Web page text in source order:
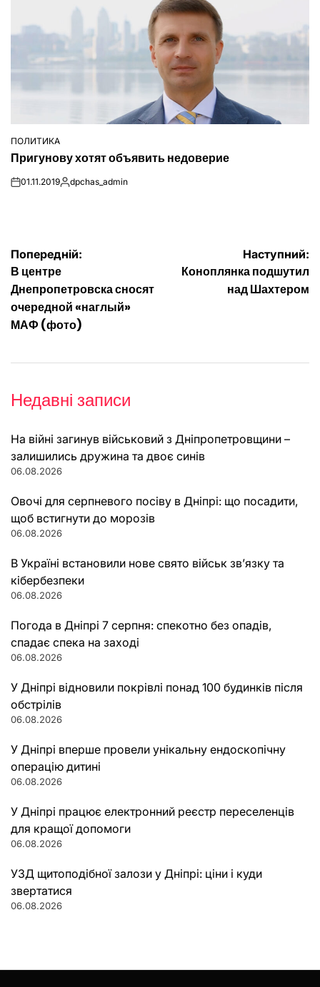
ОПУБЛІКУВАТИ
ПОЛИТИКА
Пригунову хотят объявить недоверие
on01.11.2019Опубліковано
dpchas_admin
Навігація
записів
Попередній:
В центре
Днепропетровска сносят
очередной «наглый»
МАФ (фото)
Наступний:
Коноплянка подшутил
над Шахтером
Недавні записи
На війні загинув військовий з Дніпропетровщини –
залишились дружина та двоє синів
06.08.2026
Овочі для серпневого посіву в Дніпрі: що посадити,
щоб встигнути до морозів
06.08.2026
В Україні встановили нове свято військ зв’язку та
кібербезпеки
06.08.2026
Погода в Дніпрі 7 серпня: спекотно без опадів,
спадає спека на заході
06.08.2026
У Дніпрі відновили покрівлі понад 100 будинків після
обстрілів
06.08.2026
У Дніпрі вперше провели унікальну ендоскопічну
операцію дитині
06.08.2026
У Дніпрі працює електронний реєстр переселенців
для кращої допомоги
06.08.2026
УЗД щитоподібної залози у Дніпрі: ціни і куди
звертатися
06.08.2026